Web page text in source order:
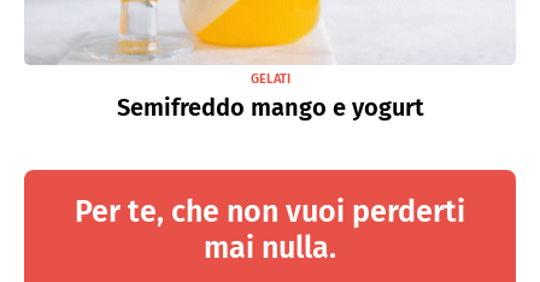
GELATI
Semifreddo mango e yogurt
Per te, che non vuoi perderti
mai nulla.